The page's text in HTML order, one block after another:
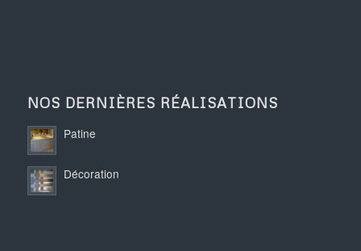
NOS DERNIÈRES RÉALISATIONS
Patine
Décoration